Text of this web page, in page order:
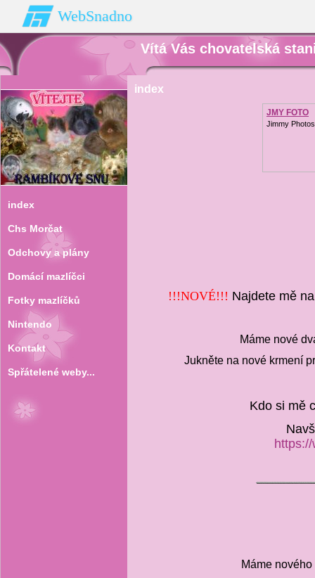
WebSnadno
Vítá Vás chovatelská
index
Chs Morčat
Odchovy a plány
Domácí mazlíčci
Fotky mazlíčků
Nintendo
Kontakt
Spřátelené weby...
index
JMY FOTO
Jimmy
!!!NOVÉ!!! Najdete mě
Máme nové
Jukněte na nové krmení
Kdo si mě
Máme